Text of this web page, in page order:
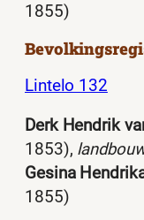
1855)
Lintelo 132
Derk Hendrik
1853),
Gesina
1855)